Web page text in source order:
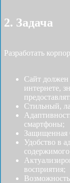
2. Задача
Разработать
Сайт должен
интернете,
Стильный,
смартфоны;
Защищенная
Удобство в
восприятия;
Возможность